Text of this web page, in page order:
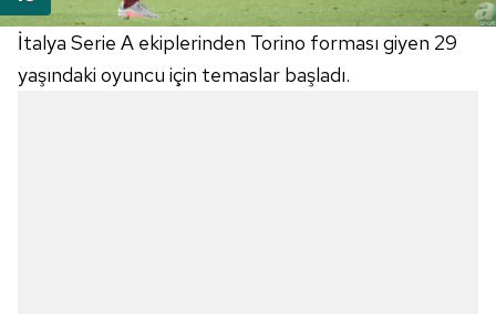
İtalya Serie A ekiplerinden Torino forması giyen 29
yaşındaki oyuncu için temaslar başladı.